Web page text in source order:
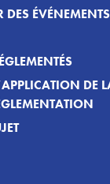
DES ÉVÉNEMENTS
DE